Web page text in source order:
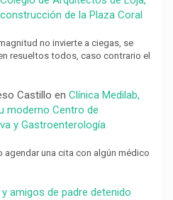
de la Plaza Coral
no invierte a ciegas, se
resueltos todos, caso contrario el
Castillo en Clínica Medilab,
moderno Centro de
y Gastroenterología
agendar una cita con algún médico
amigos de padre detenido